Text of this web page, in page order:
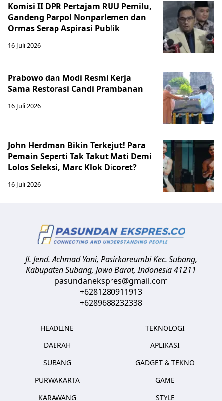
Komisi II DPR Pertajam RUU Pemilu,
Gandeng Parpol Nonparlemen dan
Ormas Serap Aspirasi Publik
16 Juli 2026
Prabowo dan Modi Resmi Kerja
Sama Restorasi Candi Prambanan
16 Juli 2026
John Herdman Bikin Terkejut! Para
Pemain Seperti Tak Takut Mati Demi
Lolos Seleksi, Marc Klok Dicoret?
16 Juli 2026
Jl. Jend. Achmad Yani, Pasirkareumbi Kec. Subang,
Kabupaten Subang, Jawa Barat,Indonesia41211
pasundanekspres@gmail.com
+6281280911913
+6289688232338
HEADLINE
DAERAH
SUBANG
PURWAKARTA
KARAWANG
TEKNOLOGI
APLIKASI
GADGET & TEKNO
GAME
STYLE